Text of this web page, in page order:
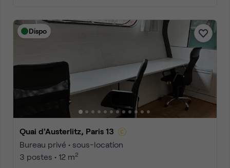
Dispo
Quai d'Austerlitz, Paris 13
Bureau privé • sous-location
3 postes • 12 m2